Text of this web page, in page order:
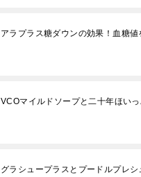
アラプラス糖ダウンの効果！血糖
VCOマイルドソープと二十年ほい
グラシュープラスとプードルプレ